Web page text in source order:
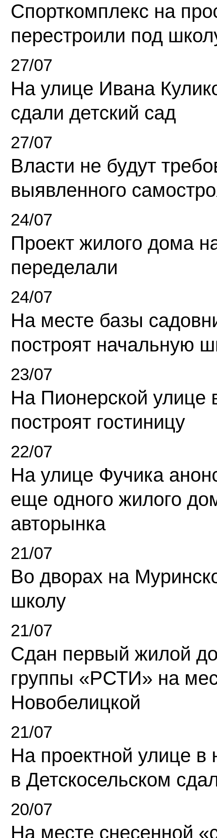
Спорткомплекс на
перестроили под
27/07
На улице Ивана
сдали детский сад
27/07
Власти не будут
выявленного
24/07
Проект жилого дома
переделали
24/07
На месте базы
построят начальную
23/07
На Пионерской улице
построят гостиницу
22/07
На улице Фучика
еще одного жилого
авторынка
21/07
Во дворах на
школу
21/07
Сдан первый жилой
группы «РСТИ» на
Новобелицкой
21/07
На проектной улице
в Детскосельском
20/07
На месте снесенной